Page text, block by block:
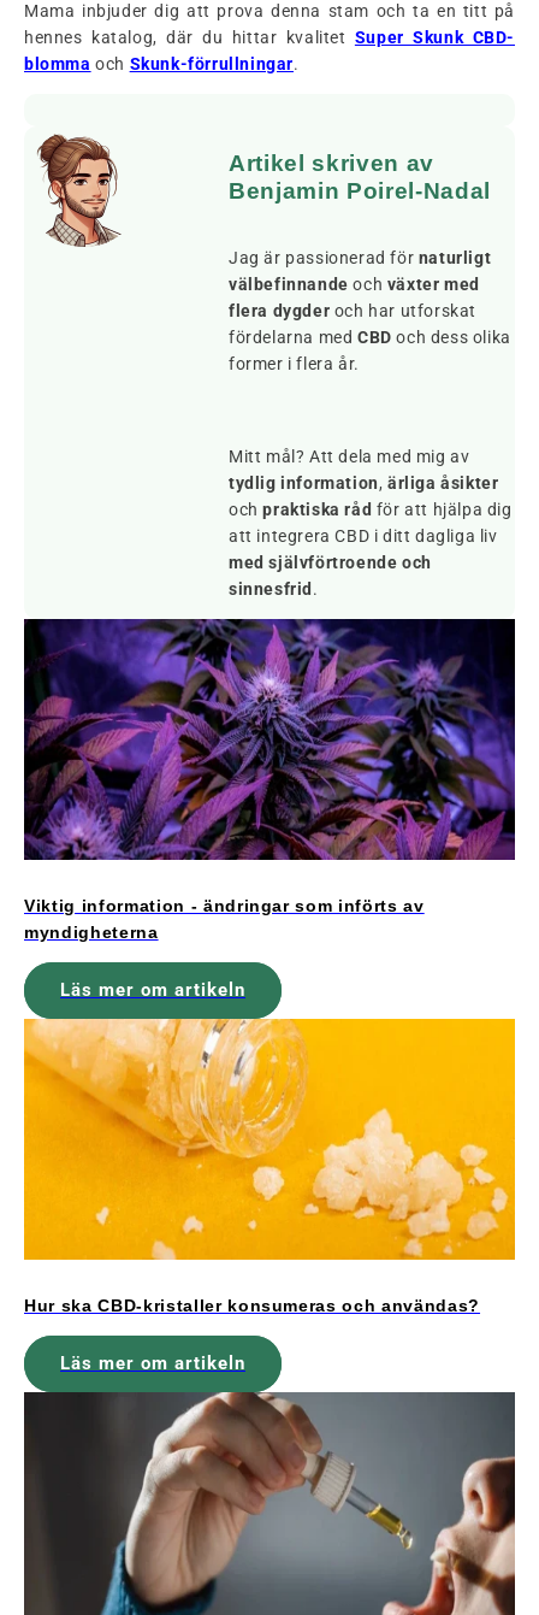
Mama inbjuder dig att prova denna stam och ta en titt på
hennes katalog, där du hittar kvalitet Super Skunk CBD-
blomma och Skunk-förrullningar.
Artikel skriven av
Benjamin Poirel-Nadal
Jag är passionerad för naturligt
välbefinnande och växter med
flera dygder och har utforskat
fördelarna med CBD och dess olika
former i flera år.
Mitt mål? Att dela med mig av
tydlig information,ärliga åsikter
ochpraktiska råd för att hjälpa dig
att integrera CBD i ditt dagliga liv
med självförtroende och
sinnesfrid .
Viktig information - ändringar som införts av
myndigheterna
Läs mer om artikeln
Hur ska CBD-kristaller konsumeras och användas?
Läs mer om artikeln